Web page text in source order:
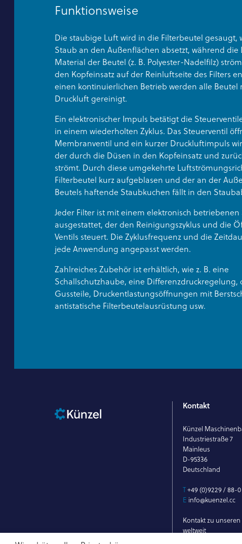
Funktionsweise
Die staubige Luft wird in die Filterbeutel gesaugt,
Staub an den Außenflächen absetzt, während die
Material der Beutel (z. B. Polyester-Nadelfilz)
den Kopfeinsatz auf der Reinluftseite des Filters
einen kontinuierlichen Betrieb werden alle
Druckluft gereinigt.
Ein elektronischer Impuls betätigt die
in einem wiederholten Zyklus. Das Steuerventil
Membranventil und ein kurzer Druckluftimpuls
der durch die Düsen in den Kopfeinsatz und
strömt. Durch diese umgekehrte
Filterbeutel kurz aufgeblasen und der an der
Beutels haftende Staubkuchen fällt in den
Jeder Filter ist mit einem elektronisch
ausgestattet, der den Reinigungszyklus und die
Ventils steuert. Die Zyklusfrequenz und die
jede Anwendung angepasst werden.
Zahlreiches Zubehör ist erhältlich, wie z. B. eine
Schallschutzhaube, eine Differenzdruckregelung,
Gussteile, Druckentlastungsöffnungen mit
antistatische Filterbeutelausrüstung usw.
Kontakt
Künzel
Industriestraße 7
Mainleus
D-95336
Deutschland
T+49 (0)9229 / 88-0
E info@kuenzel.cc
Kontakt zu
weltweit